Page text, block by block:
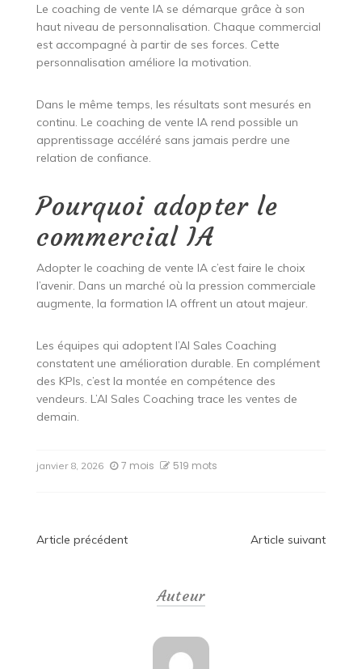
Le coaching de vente IA se démarque grâce à son
haut niveau de personnalisation. Chaque commercial
est accompagné à partir de ses forces. Cette
personnalisation améliore la motivation.
Dans le même temps, les résultats sont mesurés en
continu. Le coaching de vente IA rend possible un
apprentissage accéléré sans jamais perdre une
relation de confiance.
Pourquoi adopter le
commercial IA
Adopter le coaching de vente IA c’est faire le choix
l’avenir. Dans un marché où la pression commerciale
augmente, la formation IA offrent un atout majeur.
Les équipes qui adoptent l’AI Sales Coaching
constatent une amélioration durable. En complément
des KPIs, c’est la montée en compétence des
vendeurs. L’AI Sales Coaching trace les ventes de
demain.
janvier 8, 2026 7 mois 519 mots
Navigation
Article précédent Article suivant
Auteur